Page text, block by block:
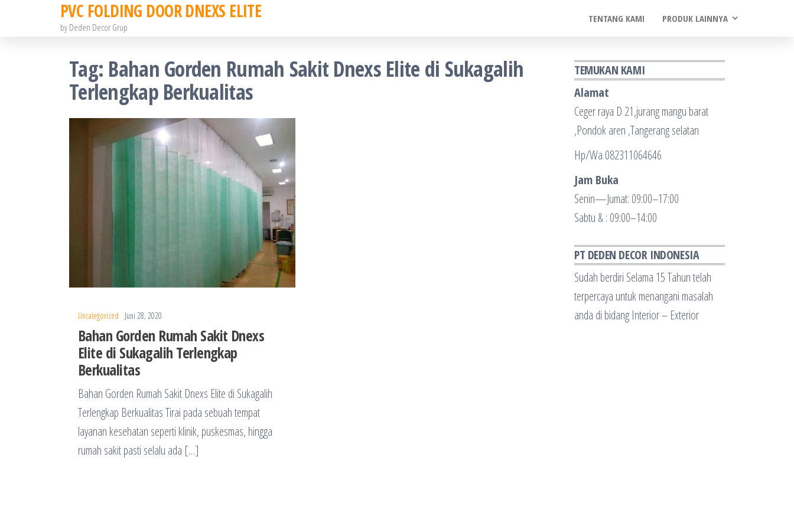
PVC FOLDING DOOR DNEXS ELITE
by Deden Decor Grup
TENTANG KAMI PRODUK LAINNYA
Tag: Bahan Gorden Rumah Sakit Dnexs Elite di Sukagalih
Terlengkap Berkualitas
Uncategorized Juni 28, 2020
Bahan Gorden Rumah Sakit Dnexs
Elite di Sukagalih Terlengkap
Berkualitas
Bahan Gorden Rumah Sakit Dnexs Elite di Sukagalih
Terlengkap Berkualitas Tirai pada sebuah tempat
layanan kesehatan seperti klinik, puskesmas, hingga
rumah sakit pasti selalu ada […]
TEMUKAN KAMI
Alamat
Ceger raya D 21,jurang mangu barat
,Pondok aren ,Tangerang selatan
Hp/Wa 082311064646
Jam Buka
Senin—Jumat: 09:00–17:00
Sabtu & : 09:00–14:00
PT DEDEN DECOR INDONESIA
Sudah berdiri Selama 15 Tahun telah
terpercaya untuk menangani masalah
anda di bidang Interior – Exterior